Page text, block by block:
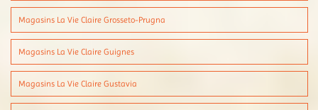
Magasins La Vie Claire Grosseto-Prugna
Magasins La Vie Claire Guignes
Magasins La Vie Claire Gustavia